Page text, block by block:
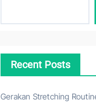
Recent Posts
Gerakan Stretching